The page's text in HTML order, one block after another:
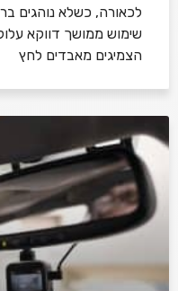
לכאורה, כשלא נוהגים
שימוש ממושך דווקא
הצמיגים מאבדים לחץ